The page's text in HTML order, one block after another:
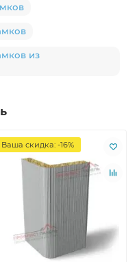
из
Ваша скидка: -16%